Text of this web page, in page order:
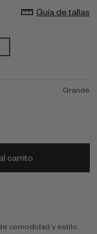
Guía de tallas
Grande
carrito
comodidad y estilo.